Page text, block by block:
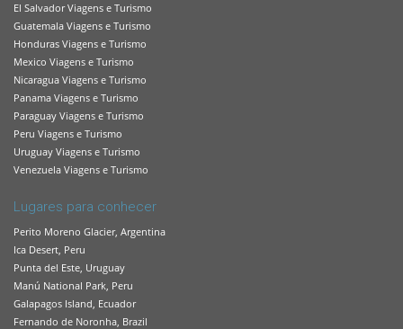
El Salvador Viagens e Turismo
Guatemala Viagens e Turismo
Honduras Viagens e Turismo
Mexico Viagens e Turismo
Nicaragua Viagens e Turismo
Panama Viagens e Turismo
Paraguay Viagens e Turismo
Peru Viagens e Turismo
Uruguay Viagens e Turismo
Venezuela Viagens e Turismo
Lugares para conhecer
Perito Moreno Glacier, Argentina
Ica Desert, Peru
Punta del Este, Uruguay
Manú National Park, Peru
Galapagos Island, Ecuador
Fernando de Noronha, Brazil